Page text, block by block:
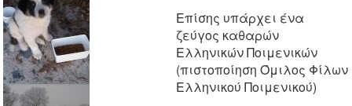
Επίσης υπάρχει ένα
ζεύγος καθαρών
Ελληνικών Ποιμενικών
(πιστοποίηση Όμιλος Φίλων
Ελληνικού Ποιμενικού)